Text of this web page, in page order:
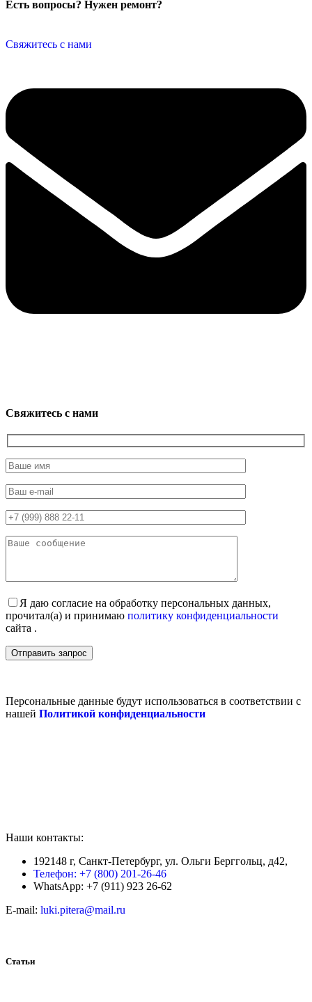
Есть вопросы? Нужен ремонт?
Свяжитесь с нами
Свяжитесь с нами
Я даю согласие на обработку персональных данных,
прочитал(а) и принимаю политику конфиденциальности
сайта .
Персональные данные будут использоваться в соответствии с
нашей Политикой конфиденциальности
Наши контакты:
192148 г, Санкт-Петербург, ул. Ольги Берггольц, д42,
Телефон: +7 (800) 201-26-46
WhatsApp: +7 (911) 923 26-62
E-mail: luki.pitera@mail.ru
Статьи